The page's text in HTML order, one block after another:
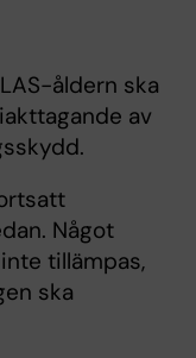
åldern ska
av
Något
tillämpas,
ska